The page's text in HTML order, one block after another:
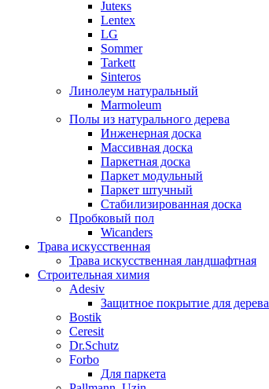
Juteкs
Lentex
LG
Sommer
Tarkett
Sinteros
Линолеум натуральный
Marmoleum
Полы из натурального дерева
Инженерная доска
Массивная доска
Паркетная доска
Паркет модульный
Паркет штучный
Стабилизированная доска
Пробковый пол
Wicanders
Трава искусственная
Трава искусственная ландшафтная
Строительная химия
Adesiv
Защитное покрытие для дерева
Bostik
Ceresit
Dr.Schutz
Forbo
Для паркета